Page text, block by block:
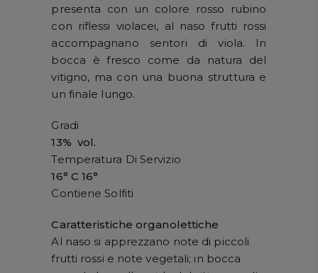
presenta con un colore rosso rubino
con riflessi violacei, al naso frutti rossi
accompagnano sentori di viola. In
bocca è fresco come da natura del
vitigno, ma con una buona struttura e
un finale lungo.
Gradi
13% vol.
Temperatura Di Servizio
16° C 16°
Contiene Solfiti
Caratteristiche organolettiche
Al naso si apprezzano note di piccoli
frutti rossi e note vegetali; in bocca